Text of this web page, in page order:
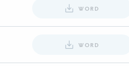
WORD
WORD